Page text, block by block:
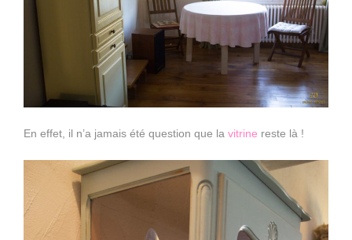
En effet, il n’a jamais été question que la vitrine reste là !